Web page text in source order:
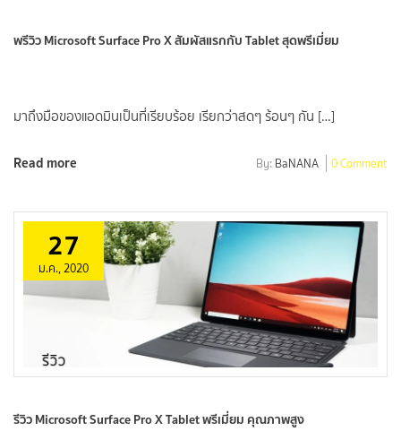
พรีวิว Microsoft Surface Pro X สัมผัสแรกกับ Tablet สุดพรีเมี่ยม
มาถึงมือของแอดมินเป็นที่เรียบร้อย เรียกว่าสดๆ ร้อนๆ กัน […]
Read more By: BaNANA 0 Comment
27
ม.ค., 2020
รีวิว Microsoft Surface Pro X Tablet พรีเมี่ยม คุณภาพสูง